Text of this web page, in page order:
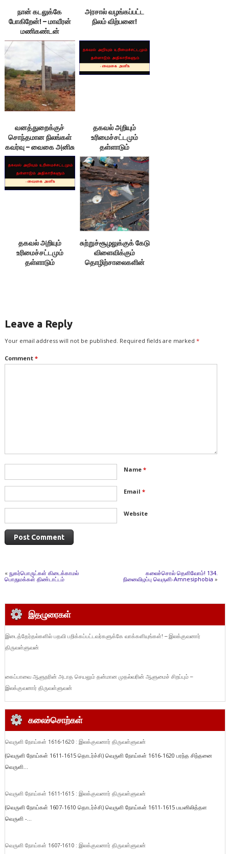
நான் கடலுக்கே
போகிறேன்! – மாவீரன்
மணிகண்டன்
அரசால் வழங்கப்பட்ட
நிலம் விற்பனை!
வனத்துறைக்குச்
சொந்தமான நிலங்கள்
கவர்வு – வைகை அனிசு
தகவல் அறியும்
உரிமைச்சட்டமும்
தள்ளாடும்
அதிகாரிகளும் 5 –
வைகை அனீசு
தகவல் அறியும்
உரிமைச்சட்டமும்
தள்ளாடும்
சுற்றுச்சூழலுக்குக் கேடு
விளைவிக்கும்
தொழிற்சாலைகளின்
Leave a Reply
Your email address will not be published. Required fields are marked *
Comment *
Name *
Email *
Website
« நுகர்பொருட்கள் கிடைக்காமல்
பொதுமக்கள் திண்டாட்டம்
கலைச்சொல் தெளிவோம்! 134.
நினைவிழப்பு வெருளி-Amnesiphobia »
இதழுரைகள்
இடைத்தேர்தல்களில் பதவி பறிக்கப்பட்டவர்களுக்கே வாக்களியுங்கள்! – இலக்குவனார்
திருவள்ளுவன்
கைப்பாவை ஆளுநரின் அடாத செயலும் தன்மான முதல்வரின் ஆளுமைச் சிறப்பும் –
இலக்குவனார் திருவள்ளுவன்
கலைச்சொற்கள்
வெருளி நோய்கள் 1616-1620 : இலக்குவனார் திருவள்ளுவன்
(வெருளி நோய்கள் 1611-1615 தொடர்ச்சி) வெருளி நோய்கள் 1616-1620 பரந்த சிந்தனை
வெருளி...
வெருளி நோய்கள் 1611-1615 : இலக்குவனார் திருவள்ளுவன்
(வெருளி நோய்கள் 1607-1610 தொடர்ச்சி) வெருளி நோய்கள் 1611-1615 பயனிலித்தள
வெருளி -...
வெருளி நோய்கள் 1607-1610 : இலக்குவனார் திருவள்ளுவன்